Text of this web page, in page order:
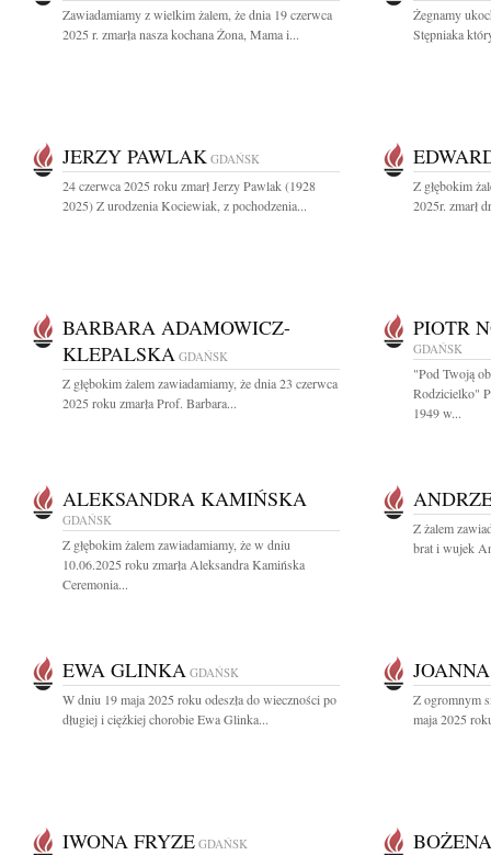
Zawiadamiamy z wielkim żalem, że dnia 19 czerwca
2025 r. zmarła nasza kochana Żona, Mama i...
Żegnamy
Stępniaka
JERZY PAWLAK GDAŃSK
24 czerwca 2025 roku zmarł Jerzy Pawlak (1928
2025) Z urodzenia Kociewiak, z pochodzenia...
Z głębokim
2025r. zmarł
BARBARA ADAMOWICZ-
KLEPALSKA GDAŃSK
Z głębokim żalem zawiadamiamy, że dnia 23 czerwca
2025 roku zmarła Prof. Barbara...
PIOTR
GDAŃSK
"Pod Twoją
Rodzicielko"
1949 w...
ALEKSANDRA KAMIŃSKA
GDAŃSK
Z głębokim żalem zawiadamiamy, że w dniu
10.06.2025 roku zmarła Aleksandra Kamińska
Ceremonia...
Z żalem
brat i wujek
EWA GLINKA GDAŃSK
W dniu 19 maja 2025 roku odeszła do wieczności po
długiej i ciężkiej chorobie Ewa Glinka...
Z ogromnym
maja 2025
IWONA FRYZE GDAŃSK